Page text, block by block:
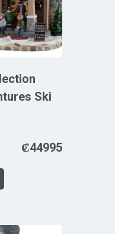
Ski
₡44995